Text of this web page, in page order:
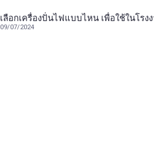
เลือกเครื่องปั่นไฟแบบไหน เพื่อใช้ในโรง
09/07/2024